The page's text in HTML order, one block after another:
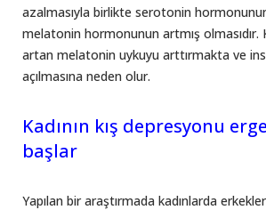
azalmasıyla birlikte serotonin
melatonin hormonunun artmış olmasıdır.
artan melatonin uykuyu arttırmakta ve
açılmasına neden olur.
Kadının kış depresyonu
başlar
Yapılan bir araştırmada kadınlarda